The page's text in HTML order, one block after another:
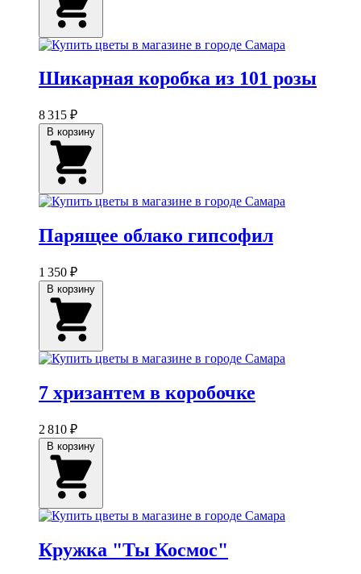
Шикарная коробка из 101 розы
8 315 ₽
Парящее облако гипсофил
1 350 ₽
7 хризантем в коробочке
2 810 ₽
Кружка "Ты Космос"